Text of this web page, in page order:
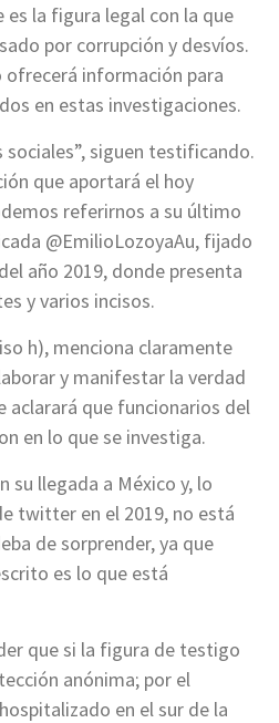
la figura legal con la que
por corrupción y desvíos.
ofrecerá información para
en estas investigaciones.
sociales”, siguen testificando.
que aportará el hoy
referirnos a su último
@EmilioLozoyaAu, fijado
año 2019, donde presenta
y varios incisos.
h), menciona claramente
y manifestar la verdad
aclarará que funcionarios del
en lo que se investiga.
su llegada a México y, lo
twitter en el 2019, no está
de sorprender, ya que
es lo que está
que si la figura de testigo
anónima; por el
en el sur de la